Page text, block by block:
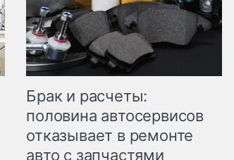
Брак и расчеты:
половина автосервисов
отказывает в ремонте
авто с запчастями